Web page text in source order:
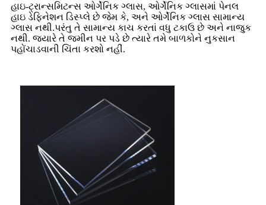
હાઇ-ટ્રાન્સમિટન્સ ઓર્ગેનિક ગ્લાસ, ઓર્ગેનિક ગ્લાસમાં પેનલ
હાઇ ડેફિનેશન ડિસ્પ્લે છે જેમ કે, અને ઓર્ગેનિક ગ્લાસ સામાન્ય
ગ્લાસ નથી.પરંતુ તે સામાન્ય કાચ કરતાં વધુ ટકાઉ છે અને નાજુક
નથી. જ્યારે તે જમીન પર પડે છે ત્યારે તમે બાળકોને નુકસાન
પહોંચાડવાની ચિંતા કરશો નહીં.